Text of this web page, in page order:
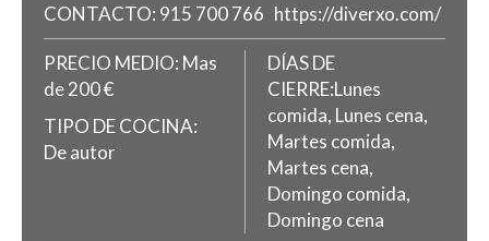
CONTACTO: 915 700 766 https://diverxo.com/
PRECIO MEDIO: Mas
de 200 €
TIPO DE COCINA:
De autor
DÍAS DE
CIERRE:Lunes
comida, Lunes cena,
Martes comida,
Martes cena,
Domingo comida,
Domingo cena